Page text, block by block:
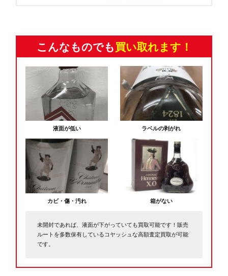
こんなものでも 買い取れます！
液面が低い ラベルの剥がれ
カビ・傷・汚れ 箱がない
未開封であれば、液面が下がっていても買取可能です！販売
ルートを多数保有しているコヤッシュな高額査定買取が可能
です。